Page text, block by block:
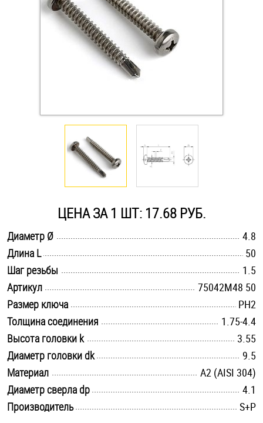
Крюки, кольца с метрической резьбой
Крюки, кольца с шурупной резьбой
Саморезы и шурупы
Такелаж
Хомуты
Шайбы
Шпильки
Шплинты
Штифты и пальцы
ЦЕНА ЗА 1 ШТ: 17.68 РУБ.
Диаметр Ø
4.8
Длина L
50
Шаг резьбы
1.5
Артикул
75042M48 50
Размер ключа
PH2
Толщина соединения
1.75-4.4
Высота головки k
3.55
Диаметр головки dk
9.5
Материал
А2 (AISI 304)
Диаметр сверла dp
4.1
Производитель
S+P